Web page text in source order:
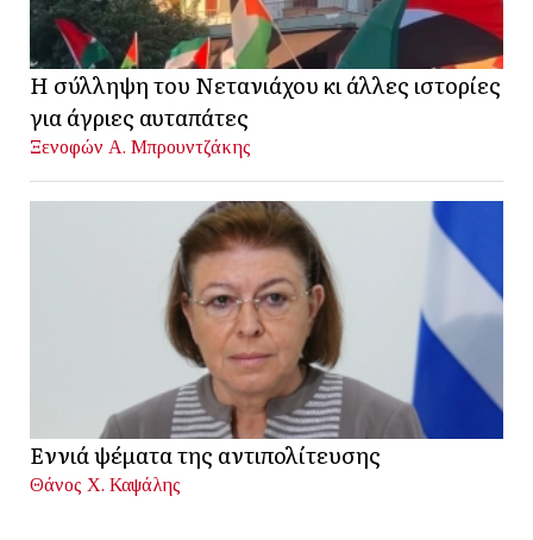
Η σύλληψη του Νετανιάχου κι άλλες ιστορίες
για άγριες αυταπάτες
Ξενοφών Α. Μπρουντζάκης
Εννιά ψέματα της αντιπολίτευσης
Θάνος Χ. Καψάλης